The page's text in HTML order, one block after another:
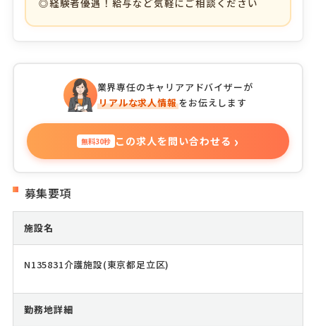
◎経験者優遇！給与など気軽にご相談ください
業界専任のキャリアアドバイザーが
リアルな求人情報をお伝えします
無料30秒 この求人を問い合わせる ›
募集要項
施設名
N135831介護施設(東京都足立区)
勤務地詳細